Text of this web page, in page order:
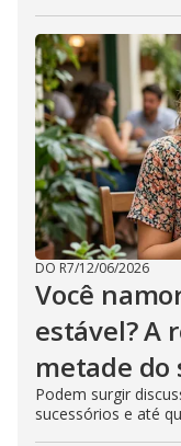
DO R7/12/06/2026
Você
estável? A
metade
Podem surgir
sucessórios e até